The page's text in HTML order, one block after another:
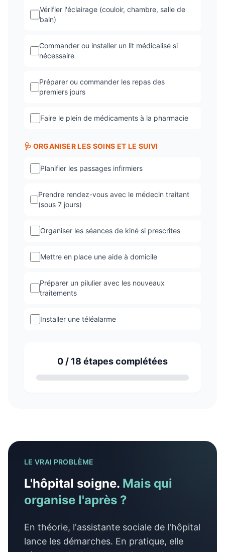
Vérifier l'éclairage (couloir, chambre, salle de
bain)
Commander ou installer un lit médicalisé si
nécessaire
Préparer ou commander les repas des
premiers jours
Faire le plein de médicaments à la pharmacie
🩺 ORGANISER LES SOINS ET LE SUIVI
Planifier les passages infirmiers
Prendre rendez-vous avec le médecin traitant
(sous 7 jours)
Organiser les séances de kiné si prescrites
Mettre en place une aide à domicile
Préparer un pilulier avec les nouveaux
traitements
Installer une téléalarme
0 / 18 étapes complétées
LE VRAI PROBLÈME
L'hôpital soigne. Mais qui
organise l'après ?
En théorie, l'assistante sociale de l'hôpital
lance les démarches. En pratique, elle